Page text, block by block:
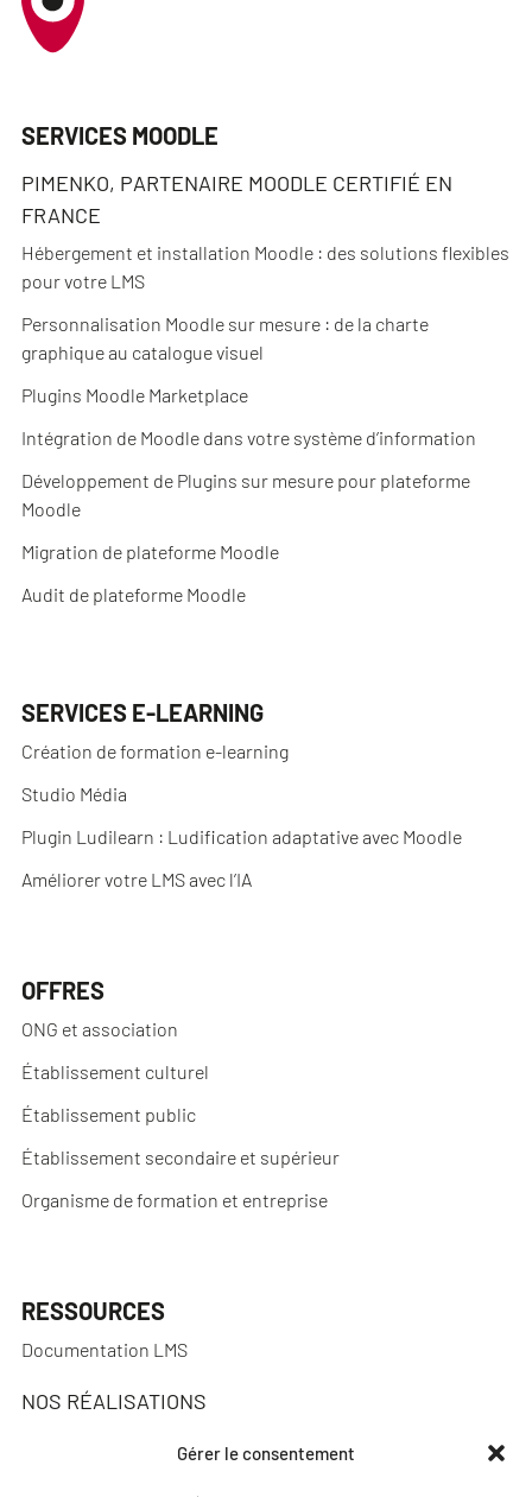
Gérer le consentement
SERVICES MOODLE
PIMENKO, PARTENAIRE MOODLE CERTIFIÉ EN
FRANCE
Hébergement et installation Moodle : des solutions flexibles
pour votre LMS
Personnalisation Moodle sur mesure : de la charte
graphique au catalogue visuel
Plugins Moodle Marketplace
Intégration de Moodle dans votre système d’information
Développement de Plugins sur mesure pour plateforme
Moodle
Migration de plateforme Moodle
Audit de plateforme Moodle
SERVICES E-LEARNING
Création de formation e-learning
Studio Média
Plugin Ludilearn : Ludification adaptative avec Moodle
Améliorer votre LMS avec l’IA
OFFRES
ONG et association
Établissement culturel
Établissement public
Établissement secondaire et supérieur
Organisme de formation et entreprise
RESSOURCES
Documentation LMS
NOS RÉALISATIONS